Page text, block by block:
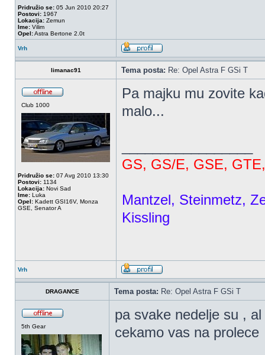
Pridružio se: 05 Jun 2010 20:27
Postovi: 1967
Lokacija: Zemun
Ime: Vilim
Opel:Astra Bertone 2.0t
Vrh
limanac91 Tema posta: Re: Opel Astra F GSi T
Club 1000
Pridružio se: 07 Avg 2010 13:30
Postovi: 1134
Lokacija: Novi Sad
Ime: Luka
Opel: Kadett GSI16V, Monza
GSE, Senator A
Pa majku mu zovite
malo...
GS, GS/E, GSE,
Mantzel, Steinmetz,
Kissling
Vrh
DRAGANCE Tema posta: Re: Opel Astra F GSi T
5th Gear
pa svake nedelje su ,
cekamo vas na prolece